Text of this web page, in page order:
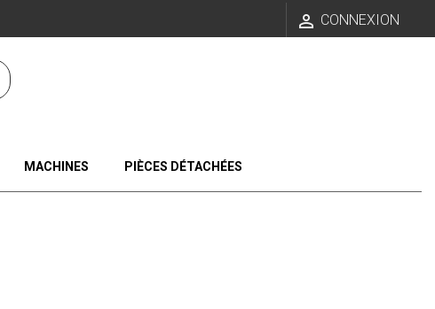
 CONNEXION
MACHINES PIÈCES DÉTACHÉES